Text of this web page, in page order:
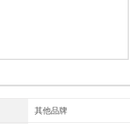
其他品牌